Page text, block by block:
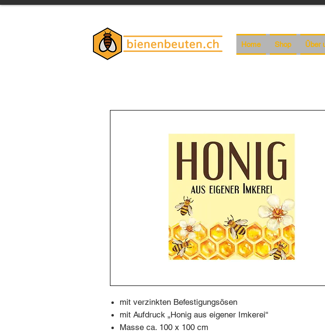
Home Shop Über
mit verzinkten Befestigungsösen
mit Aufdruck „Honig aus eigener Imkerei“
Masse ca. 100 x 100 cm